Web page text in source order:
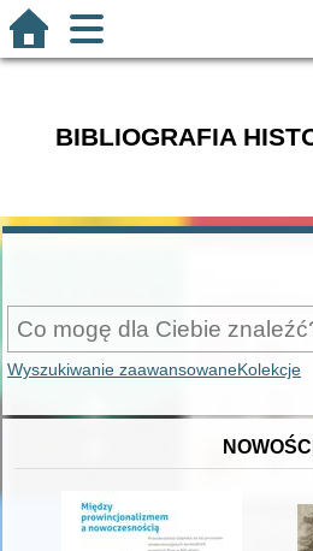
BIBLIOGRAFIA
Wyszukiwanie zaawansowaneKolekcje
NOWOŚCI